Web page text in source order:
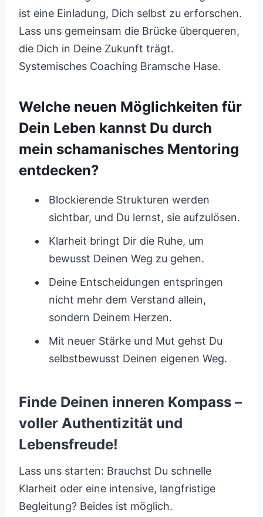
ist eine Einladung, Dich selbst zu erforschen.
Lass uns gemeinsam die Brücke überqueren,
die Dich in Deine Zukunft trägt.
Systemisches Coaching Bramsche Hase.
Welche neuen Möglichkeiten für
Dein Leben kannst Du durch
mein schamanisches Mentoring
entdecken?
Blockierende Strukturen werden
sichtbar, und Du lernst, sie aufzulösen.
Klarheit bringt Dir die Ruhe, um
bewusst Deinen Weg zu gehen.
Deine Entscheidungen entspringen
nicht mehr dem Verstand allein,
sondern Deinem Herzen.
Mit neuer Stärke und Mut gehst Du
selbstbewusst Deinen eigenen Weg.
Finde Deinen inneren Kompass –
voller Authentizität und
Lebensfreude!
Lass uns starten: Brauchst Du schnelle
Klarheit oder eine intensive, langfristige
Begleitung? Beides ist möglich.